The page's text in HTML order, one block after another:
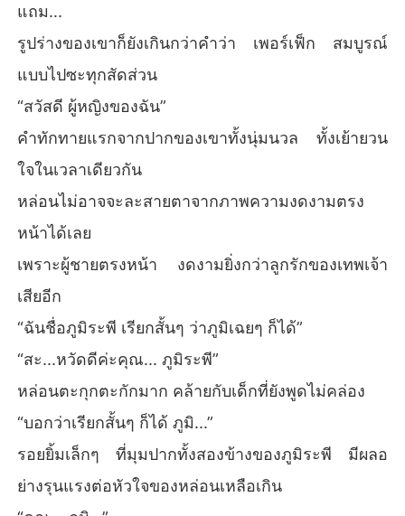
แถม...
รูปร่างของเขาก็ยังเกินกว่าคำว่า เพอร์เฟ็ก สมบูรณ์
แบบไปซะทุกสัดส่วน
“สวัสดี ผู้หญิงของฉัน”
คำทักทายแรกจากปากของเขาทั้งนุ่มนวล ทั้งเย้ายวน
ใจในเวลาเดียวกัน
หล่อนไม่อาจจะละสายตาจากภาพความงดงามตรง
หน้าได้เลย
เพราะผู้ชายตรงหน้า งดงามยิ่งกว่าลูกรักของเทพเจ้า
เสียอีก
“ฉันชื่อภูมิระพี เรียกสั้นๆ ว่าภูมิเฉยๆ ก็ได้”
“สะ...หวัดดีค่ะคุณ... ภูมิระพี”
หล่อนตะกุกตะกักมาก คล้ายกับเด็กที่ยังพูดไม่คล่อง
“บอกว่าเรียกสั้นๆ ก็ได้ ภูมิ...”
รอยยิ้มเล็กๆ ที่มุมปากทั้งสองข้างของภูมิระพี มีผลอ
ย่างรุนแรงต่อหัวใจของหล่อนเหลือเกิน